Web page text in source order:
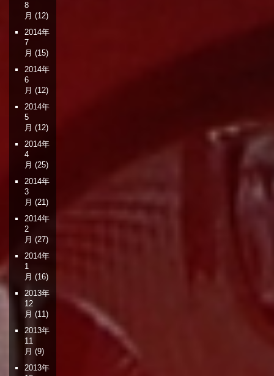
8
月 (12)
2014年
7
月 (15)
2014年
6
月 (12)
2014年
5
月 (12)
2014年
4
月 (25)
2014年
3
月 (21)
2014年
2
月 (27)
2014年
1
月 (16)
2013年
12
月 (11)
2013年
11
月 (9)
2013年